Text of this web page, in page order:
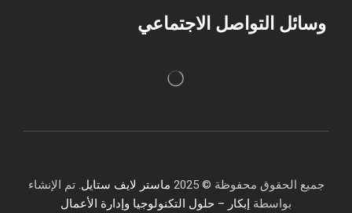
وسائل التواصل الاجتماعي
جميع الحقوق محفوظة © 2025 ماستر لايف ستايل. تم الإنشاء
بواسطة إبكار – حلول التكنولوجيا وإدارة الأعمال